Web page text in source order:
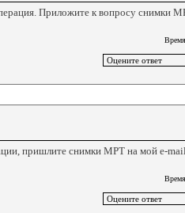
Приложите к вопросу снимки
пришлите снимки МРТ на мой e-